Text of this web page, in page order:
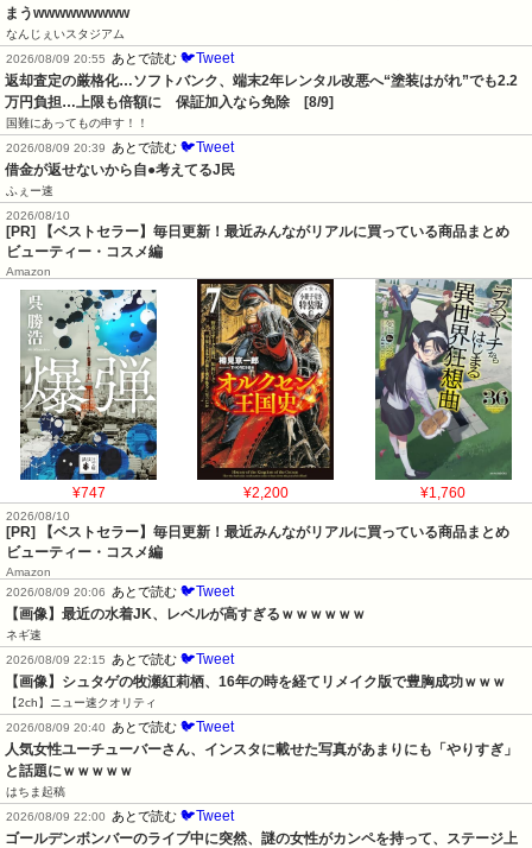
まうwwwwwwwww
なんじぇいスタジアム
2026/08/09 20:55
あとで読む 🐦Tweet
返却査定の厳格化…ソフトバンク、端末2年レンタル改悪へ“塗装はがれ”でも2.2
万円負担…上限も倍額に　保証加入なら免除　[8/9]
国難にあってもの申す！！
2026/08/09 20:39
あとで読む 🐦Tweet
借金が返せないから自●考えてるJ民
ふぇー速
2026/08/10
[PR] 【ベストセラー】毎日更新！最近みんながリアルに買っている商品まとめ
ビューティー・コスメ編
Amazon
¥747 ¥2,200 ¥1,760
2026/08/10
[PR] 【ベストセラー】毎日更新！最近みんながリアルに買っている商品まとめ
ビューティー・コスメ編
Amazon
2026/08/09 20:06
あとで読む 🐦Tweet
【画像】最近の水着JK、レベルが高すぎるｗｗｗｗｗｗ
ネギ速
2026/08/09 22:15
あとで読む 🐦Tweet
【画像】シュタゲの牧瀬紅莉栖、16年の時を経てリメイク版で豊胸成功ｗｗｗ
【2ch】ニュー速クオリティ
2026/08/09 20:40
あとで読む 🐦Tweet
人気女性ユーチューバーさん、インスタに載せた写真があまりにも「やりすぎ」
と話題にｗｗｗｗｗ
はちま起稿
2026/08/09 22:00
あとで読む 🐦Tweet
ゴールデンボンバーのライブ中に突然、謎の女性がカンペを持って、ステージ上